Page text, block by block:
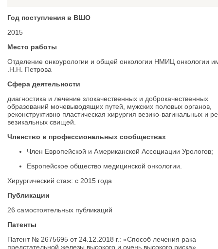
Год поступления в ВШО
2015
Место работы
Отделение онкоурологии и общей онкологии НМИЦ онкологии
.Н.Н. Петрова
Сфера деятельности
диагностика и лечение злокачественных и доброкачественных
образований мочевыводящих путей, мужских половых органов,
реконструктивно пластическая хирургия везико-вагинальных и
везикальных свищей.
Членство в профессиональных сообществах
Член Европейской и Американской Ассоциации Урологов;
Европейское общество медицинской онкологии.
Хирургический стаж: с 2015 года
Публикации
26 самостоятельных публикаций
Патенты
Патент № 2675695 от 24.12.2018 г.: «Способ лечения рака
предстательной железы высокого и очень высокого риска»